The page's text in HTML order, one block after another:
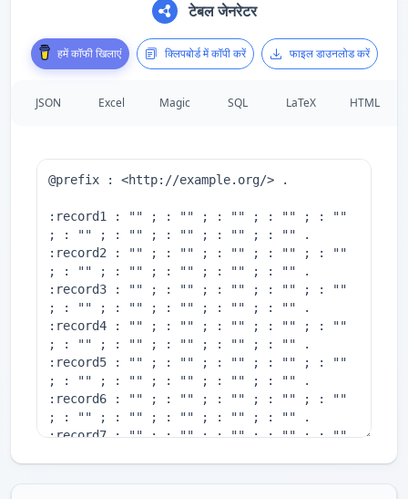
टेबल जेनरेटर
हमें कॉफी खिलाएं क्लिपबोर्ड में कॉपी करें फाइल डाउनलोड करें
JSON Excel Magic SQL LaTeX HTML